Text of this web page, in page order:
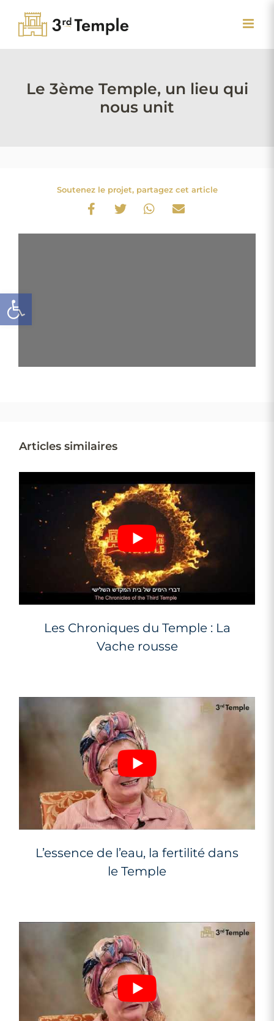
contenu
Le 3ème Temple, un lieu qui
nous unit
Soutenez le projet, partagez cet article
Articles similaires
Les Chroniques du Temple : La
Vache rousse
L’essence de l’eau, la fertilité dans
le Temple
Ouvrir la barre d’outils